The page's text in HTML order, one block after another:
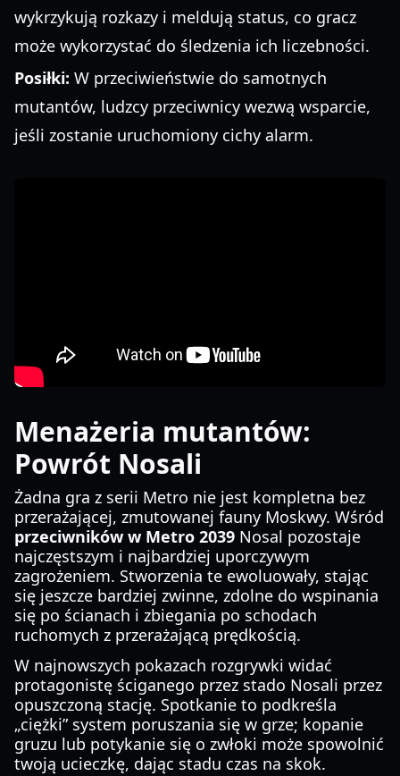
wykrzykują rozkazy i meldują status, co gracz
może wykorzystać do śledzenia ich liczebności.
Posiłki: W przeciwieństwie do samotnych
mutantów, ludzcy przeciwnicy wezwą wsparcie,
jeśli zostanie uruchomiony cichy alarm.
Menażeria mutantów:
Powrót Nosali
Żadna gra z serii Metro nie jest kompletna bez
przerażającej, zmutowanej fauny Moskwy. Wśród
przeciwników w Metro 2039 Nosal pozostaje
najczęstszym i najbardziej uporczywym
zagrożeniem. Stworzenia te ewoluowały, stając
się jeszcze bardziej zwinne, zdolne do wspinania
się po ścianach i zbiegania po schodach
ruchomych z przerażającą prędkością.
W najnowszych pokazach rozgrywki widać
protagonistę ściganego przez stado Nosali przez
opuszczoną stację. Spotkanie to podkreśla
„ciężki” system poruszania się w grze; kopanie
gruzu lub potykanie się o zwłoki może spowolnić
twoją ucieczkę, dając stadu czas na skok.